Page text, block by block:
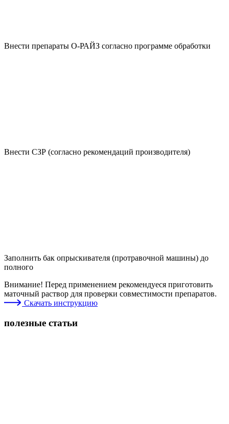
Внести препараты О-РАЙЗ согласно программе обработки
Внести СЗР (согласно рекомендаций производителя)
Заполнить бак опрыскивателя (протравочной машины) до
полного
Внимание! Перед применением рекомендуеся приготовить
маточный раствор для проверки совместимости препаратов.
Скачать инструкцию
полезные статьи